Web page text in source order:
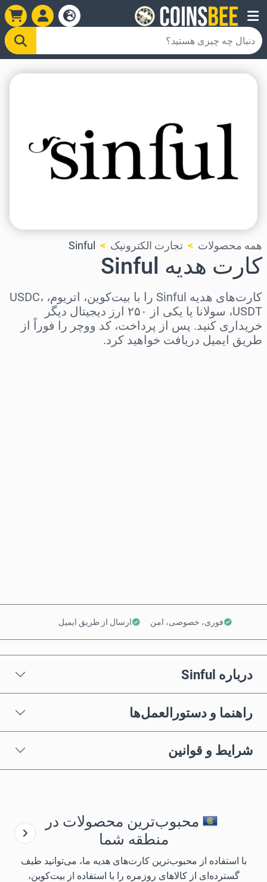
همه محصولات تجارت الکترونیک Sinful
کارت هدیه Sinful
کارت‌های هدیه Sinful را با بیت‌کوین، اتریوم، USDC،
USDT، سولانا یا یکی از ۲۵۰ ارز دیجیتال دیگر
خریداری کنید. پس از پرداخت، کد ووچر را فوراً از
طریق ایمیل دریافت خواهید کرد.
فوری، خصوصی، امن ارسال از طریق ایمیل
درباره Sinful
راهنما و دستورالعمل‌ها
شرایط و قوانین
محبوب‌ترین محصولات در
منطقه شما
با استفاده از محبوب‌ترین کارت‌های هدیه ما، می‌توانید طیف
گسترده‌ای از کالاهای روزمره را با استفاده از بیت‌کوین،